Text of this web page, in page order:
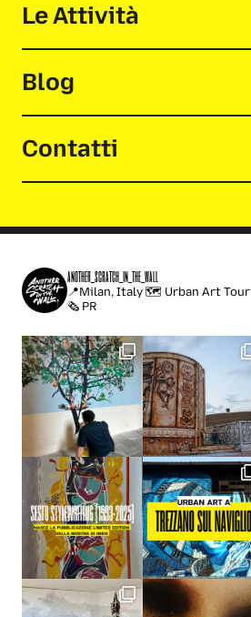
Le Attività
Blog
Contatti
another_scratch_in_the_wall
📍Milan, Italy 🗺 Urban Art Tour
🗞️ PR